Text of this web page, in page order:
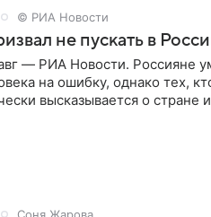
© РИА Новости
не пускать в
— РИА Новости. Россияне
на ошибку, однако тех,
высказывается о стране
Соня Жарова